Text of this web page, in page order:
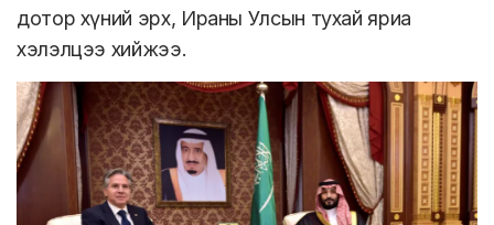
дотор хүний эрх, Ираны Улсын тухай яриа
хэлэлцээ хийжээ.